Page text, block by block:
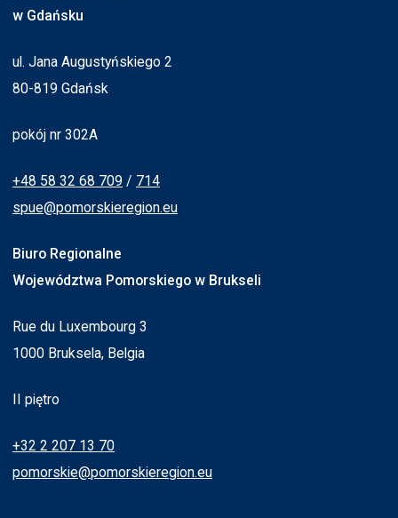
w Gdańsku
ul. Jana Augustyńskiego 2
80-819 Gdańsk
pokój nr 302A
+48 58 32 68 709 / 714
spue@pomorskieregion.eu
Biuro Regionalne
Województwa Pomorskiego w Brukseli
Rue du Luxembourg 3
1000 Bruksela, Belgia
II piętro
+32 2 207 13 70
pomorskie@pomorskieregion.eu